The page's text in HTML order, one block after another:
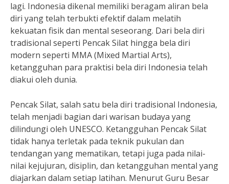
lagi. Indonesia dikenal memiliki beragam aliran bela
diri yang telah terbukti efektif dalam melatih
kekuatan fisik dan mental seseorang. Dari bela diri
tradisional seperti Pencak Silat hingga bela diri
modern seperti MMA (Mixed Martial Arts),
ketangguhan para praktisi bela diri Indonesia telah
diakui oleh dunia.
Pencak Silat, salah satu bela diri tradisional Indonesia,
telah menjadi bagian dari warisan budaya yang
dilindungi oleh UNESCO. Ketangguhan Pencak Silat
tidak hanya terletak pada teknik pukulan dan
tendangan yang mematikan, tetapi juga pada nilai-
nilai kejujuran, disiplin, dan ketangguhan mental yang
diajarkan dalam setiap latihan. Menurut Guru Besar